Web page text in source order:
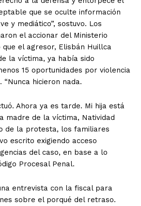
que se oculte información
y mediático”, sostuvo. Los
el accionar del Ministerio
que el agresor, Elisbán Huillca
la víctima, ya había sido
15 oportunidades por violencia
hicieron nada.
Ahora ya es tarde. Mi hija está
madre de la víctima, Natividad
de la protesta, los familiares
escrito exigiendo acceso
del caso, en base a lo
Procesal Penal.
entrevista con la fiscal para
sobre el porqué del retraso.